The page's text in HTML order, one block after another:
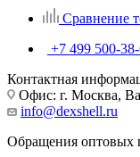
Сравнение
+7 499 500-
Контактная
Офис: г. Москва,
info@dexshell.ru
Обращения оптовых